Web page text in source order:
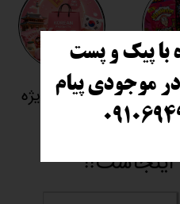
تخفیفی ویژه
با پیک و پست
موجودی پیام